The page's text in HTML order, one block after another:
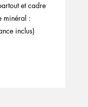
et cadre
minéral :
inclus)